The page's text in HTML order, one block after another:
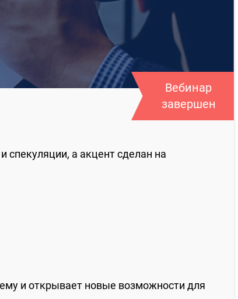
Вебинар
завершен
спекуляции, а акцент сделан на
и открывает новые возможности для